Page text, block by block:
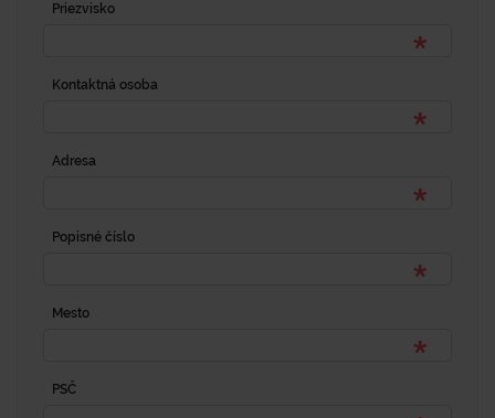
Priezvisko
Kontaktná osoba
Adresa
Popisné číslo
Mesto
PSČ